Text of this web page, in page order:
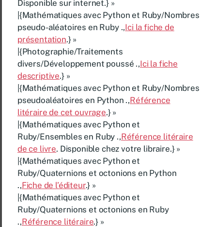
Disponible sur internet.} »
|{Mathématiques avec Python et Ruby/Nombres
pseudo-aléatoires en Ruby .,Ici la fiche de
présentation.} »
|{Photographie/Traitements
divers/Développement poussé .,Ici la fiche
descriptive.} »
|{Mathématiques avec Python et Ruby/Nombres
pseudoaléatoires en Python .,Référence
litéraire de cet ouvrage.} »
|{Mathématiques avec Python et
Ruby/Ensembles en Ruby .,Référence litéraire
de ce livre. Disponible chez votre libraire.} »
|{Mathématiques avec Python et
Ruby/Quaternions et octonions en Python
.,Fiche de l’éditeur.} »
|{Mathématiques avec Python et
Ruby/Quaternions et octonions en Ruby
.,Référence litéraire.} »